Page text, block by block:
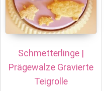
Schmetterlinge |
Prägewalze Gravierte
Teigrolle